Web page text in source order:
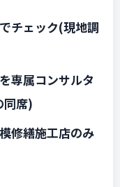
チェック(現地調
専属コンサルタ
同席)
修繕施工店のみ